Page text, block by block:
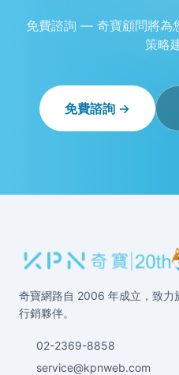
免費諮詢 — 奇寶顧問將為
策略
免費諮詢 →
奇寶網路自 2006 年成立，致力
行銷夥伴。
02-2369-8858
service@kpnweb.com